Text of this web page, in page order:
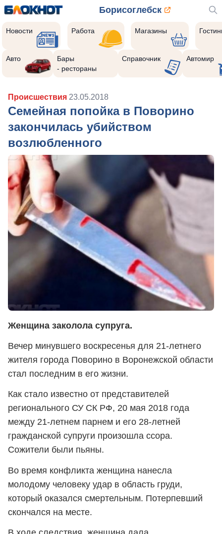
Борисоглебск
Новости Работа Магазины
Авто
Бары
- рестораны
Справочник Автомир
Происшествия 23.05.2018
Семейная попойка в Поворино
закончилась убийством
возлюбленного
Женщина заколола супруга.
Вечер минувшего воскресенья для 21-летнего
жителя города Поворино в Воронежской области
стал последним в его жизни.
Как стало известно от представителей
регионального СУ СК РФ, 20 мая 2018 года
между 21-летнем парнем и его 28-летней
гражданской супруги произошла ссора.
Сожители были пьяны.
Во время конфликта женщина нанесла
молодому человеку удар в область груди,
который оказался смертельным. Потерпевший
скончался на месте.